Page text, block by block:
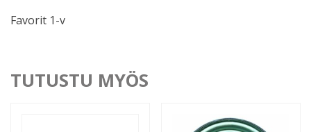
Favorit 1-v
TUTUSTU MYÖS